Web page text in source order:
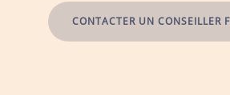
CONTACTER UN CONSEILLER